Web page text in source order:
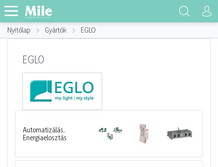
Nyitólap Gyártók EGLO
EGLO
Automatizálás,
Energiaelosztás